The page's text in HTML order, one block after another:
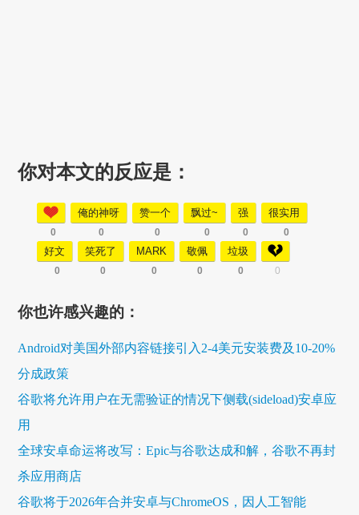
你对本文的反应是：
0
俺的神呀
0
赞一个
0
飘过~
0
强
0
很实用
0
好文
0
笑死了
0
MARK
0
敬佩
0
垃圾
0 0
你也许感兴趣的：
Android对美国外部内容链接引入2-4美元安装费及10-20%
分成政策
谷歌将允许用户在无需验证的情况下侧载(sideload)安卓应
用
全球安卓命运将改写：Epic与谷歌达成和解，谷歌不再封
杀应用商店
谷歌将于2026年合并安卓与ChromeOS，因人工智能